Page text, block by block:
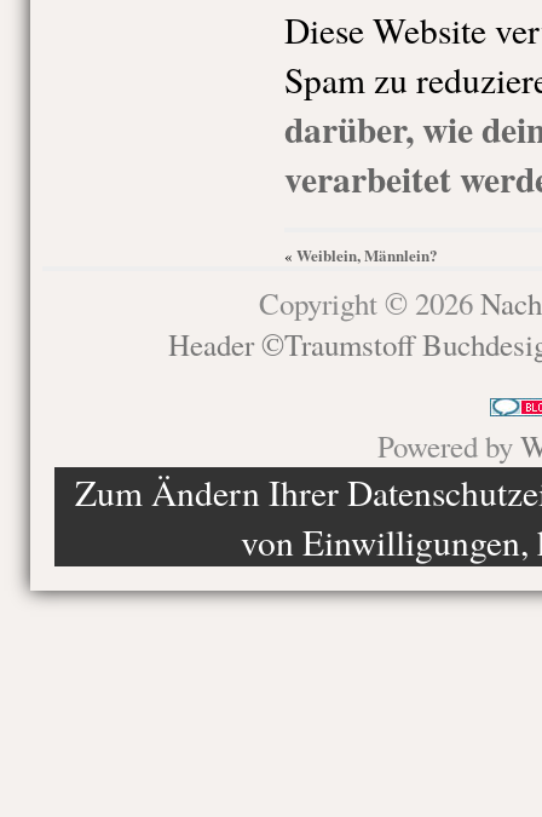
Diese Website
Spam zu
darüber, wie
verarbeitet
« Weiblein, Männlein?
Copyright © 2026
Header ©Traumstoff
Powered by
Zum Ändern Ihrer
von